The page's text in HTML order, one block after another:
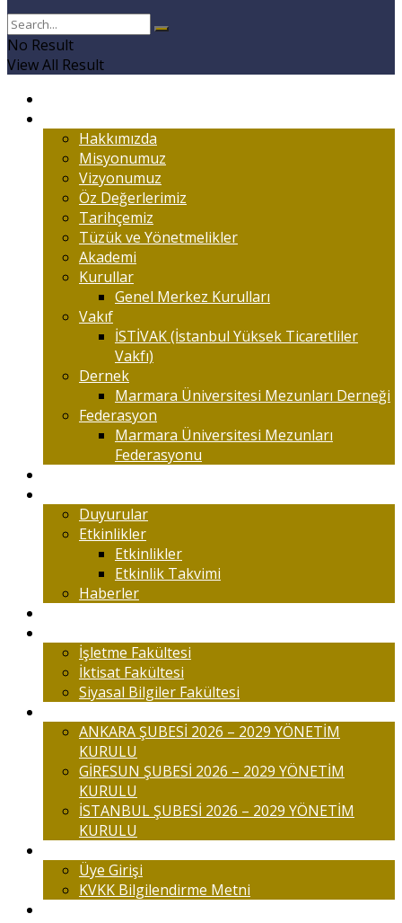
No Result
View All Result
Hakkımızda
Misyonumuz
Vizyonumuz
Öz Değerlerimiz
Tarihçemiz
Tüzük ve Yönetmelikler
Akademi
Kurullar
Genel Merkez Kurulları
Vakıf
İSTİVAK (İstanbul Yüksek Ticaretliler
Vakfı)
Dernek
Marmara Üniversitesi Mezunları Derneği
Federasyon
Marmara Üniversitesi Mezunları
Federasyonu
Duyurular
Etkinlikler
Etkinlikler
Etkinlik Takvimi
Haberler
İşletme Fakültesi
İktisat Fakültesi
Siyasal Bilgiler Fakültesi
ANKARA ŞUBESİ 2026 – 2029 YÖNETİM
KURULU
GİRESUN ŞUBESİ 2026 – 2029 YÖNETİM
KURULU
İSTANBUL ŞUBESİ 2026 – 2029 YÖNETİM
KURULU
Üye Girişi
KVKK Bilgilendirme Metni